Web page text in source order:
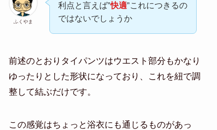
ふくやま
利点と言えば”快適”これにつきるの
ではないでしょうか
前述のとおりタイパンツはウエスト部分もかなり
ゆったりとした形状になっており、これを紐で調
整して結ぶだけです。
この感覚はちょっと浴衣にも通じるものがあっ